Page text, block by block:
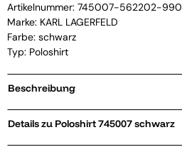
Artikelnummer: 745007-562202-990
Marke: KARL LAGERFELD
Farbe: schwarz
Typ: Poloshirt
Beschreibung
Details zu Poloshirt 745007 schwarz